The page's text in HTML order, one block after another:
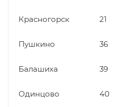
Красногорск 21
Пушкино 36
Балашиха 39
Одинцово 40